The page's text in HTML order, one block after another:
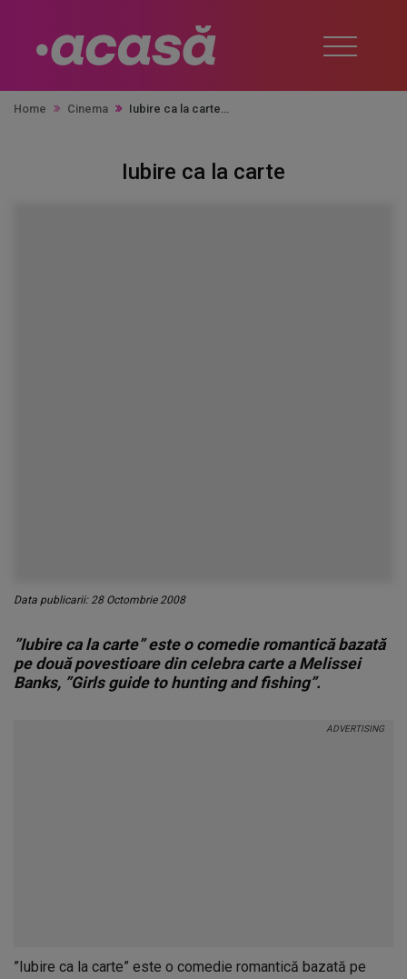
Home Cinema Iubire ca la carte
Iubire ca la carte
Data publicarii: 28 Octombrie 2008
”Iubire ca la carte” este o comedie romantică bazată
pe două povestioare din celebra carte a Melissei
Banks, ”Girls guide to hunting and fishing”.
”Iubire ca la carte” este o comedie romantică bazată pe